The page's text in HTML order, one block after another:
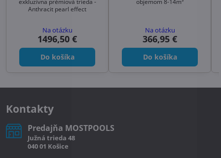
exkluzívna prémiová trieda -
Anthracit pearl effect
Na otázku
1496,50 €
Do košíka
objemom 8-14m³
Na otázku
366,95 €
Do košíka
Kontakty
Predajňa MOSTPOOLS
Južná trieda 48
040 01 Košice